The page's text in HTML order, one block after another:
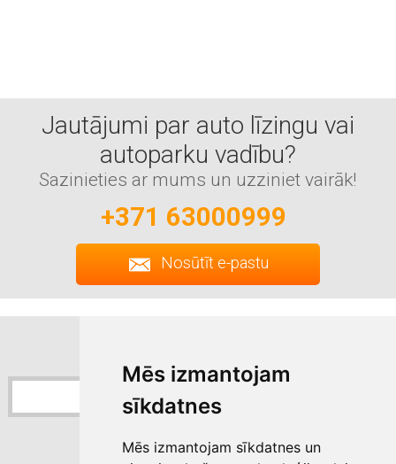
Mēs izmantojam
sīkdatnes
Mēs izmantojam sīkdatnes un
Jautājumi par auto līzingu vai
autoparku vadību?
Sazinieties ar mums un uzziniet vairāk!
+371 63000999
Nosūtīt e-pastu
Sixt jaunumu saņemšana
Pierakstīties